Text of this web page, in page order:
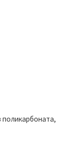
поликарбоната,